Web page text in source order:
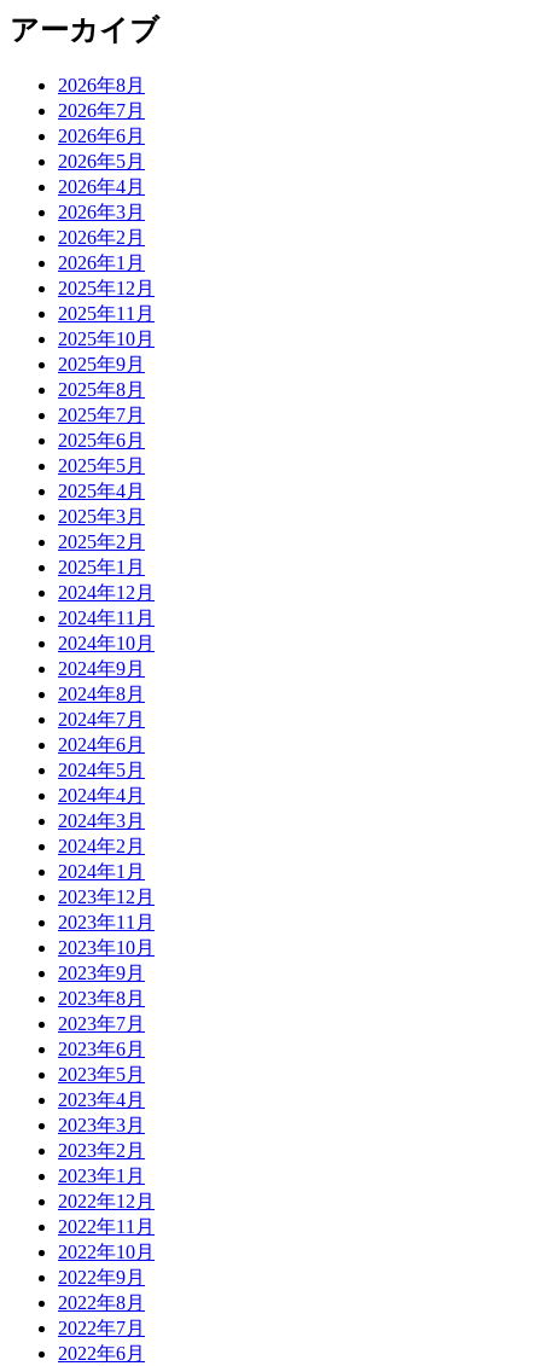
アーカイブ
2026年8月
2026年7月
2026年6月
2026年5月
2026年4月
2026年3月
2026年2月
2026年1月
2025年12月
2025年11月
2025年10月
2025年9月
2025年8月
2025年7月
2025年6月
2025年5月
2025年4月
2025年3月
2025年2月
2025年1月
2024年12月
2024年11月
2024年10月
2024年9月
2024年8月
2024年7月
2024年6月
2024年5月
2024年4月
2024年3月
2024年2月
2024年1月
2023年12月
2023年11月
2023年10月
2023年9月
2023年8月
2023年7月
2023年6月
2023年5月
2023年4月
2023年3月
2023年2月
2023年1月
2022年12月
2022年11月
2022年10月
2022年9月
2022年8月
2022年7月
2022年6月